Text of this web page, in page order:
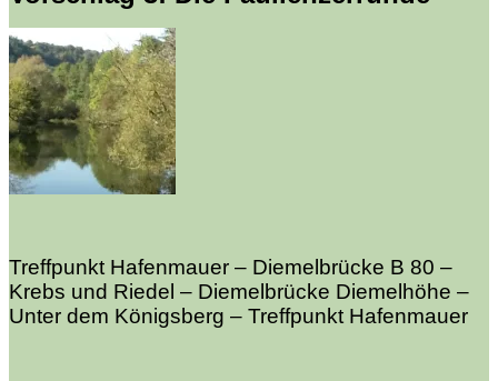
Treffpunkt Hafenmauer – Diemelbrücke B 80 –
Krebs und Riedel – Diemelbrücke Diemelhöhe –
Unter dem Königsberg – Treffpunkt Hafenmauer